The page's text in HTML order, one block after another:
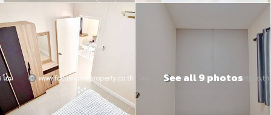
See all 9 photos